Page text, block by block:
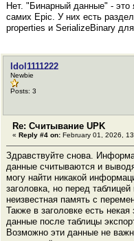
Нет. "Бинарный данные" - это
самих Epic. У них есть
properties и SerializeBinary для
Idol1111222
Newbie
Posts: 3
Re: Считывание UPK
« Reply #4 on: February 01, 2026,
Здравствуйте снова.
данные считываются и
могу найти никакой
заголовка, но перед
неизвестная память с
Также в заголовке есть
данные после таблицы
Возможно эти данные не